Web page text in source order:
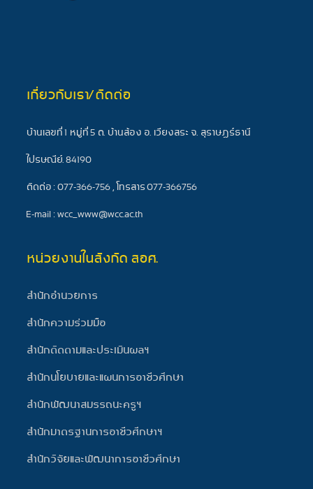
เกี่ยวกับเรา/ติดต่อ
บ้านเลขที่ 1 หมู่ที่ 5 ต. บ้านส้อง อ. เวียงสระ จ. สุราษฎร์ธานี
ไปรษณีย์. 84190
ติดต่อ : 077-366-756 , โทรสาร 077-366756
E-mail : wcc_www@wcc.ac.th
หน่วยงานในสังกัด สอศ.
สำนักอำนวยการ
สำนักความร่วมมือ
สำนักติดตามและประเมินผลฯ
สำนักนโยบายและแผนการอาชีวศึกษา
สำนักพัฒนาสมรรถนะครูฯ
สำนักมาตรฐานการอาชีวศึกษาฯ
สำนักวิจัยและพัฒนาการอาชีวศึกษา